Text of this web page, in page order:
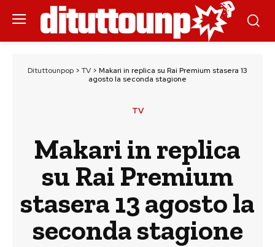
Dituttounpop > TV > Makari in replica su Rai Premium stasera 13
agosto la seconda stagione
TV
Makari in replica
su Rai Premium
stasera 13 agosto la
seconda stagione